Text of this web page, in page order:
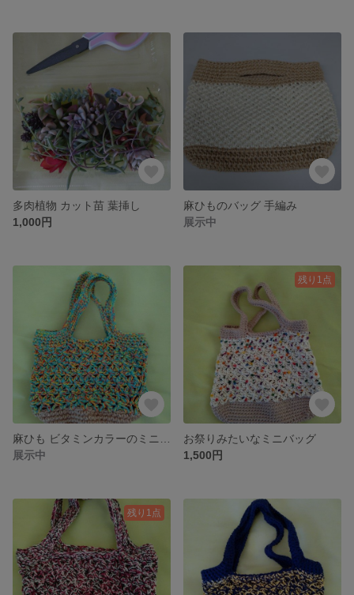
多肉植物 カット苗 葉挿し
1,000円
麻ひものバッグ 手編み
展示中
展示中
残り1点
お祭りみたいなミニバッグ
1,500円
残り1点